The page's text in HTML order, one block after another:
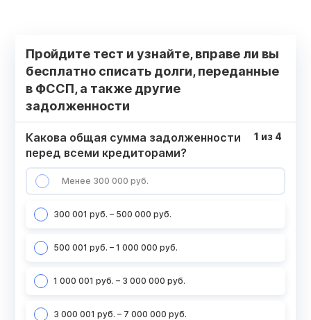
Пройдите тест и узнайте, вправе ли вы
бесплатно списать долги, переданные
в ФССП, а также другие
задолженности
Какова общая сумма задолженности
перед всеми кредиторами?
Менее 300 000 руб.
300 001 руб. – 500 000 руб.
500 001 руб. – 1 000 000 руб.
1 000 001 руб. – 3 000 000 руб.
3 000 001 руб. – 7 000 000 руб.
1 из 4